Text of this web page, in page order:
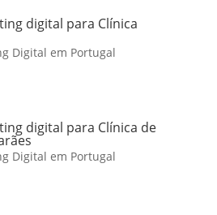
digital para Clínica
Digital em Portugal
digital para Clínica de
Digital em Portugal